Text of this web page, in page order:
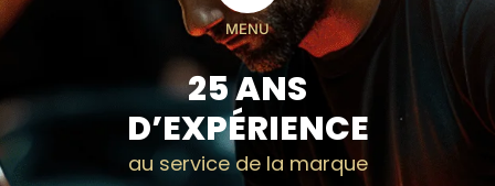
MENU
25 ANS
D’EXPÉRIENCE
au service de la marque